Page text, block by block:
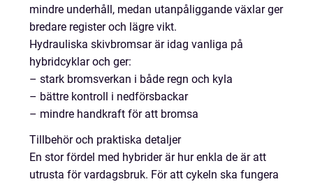
mindre underhåll, medan utanpåliggande växlar ger
bredare register och lägre vikt.
Hydrauliska skivbromsar är idag vanliga på
hybridcyklar och ger:
– stark bromsverkan i både regn och kyla
– bättre kontroll i nedförsbackar
– mindre handkraft för att bromsa
Tillbehör och praktiska detaljer
En stor fördel med hybrider är hur enkla de är att
utrusta för vardagsbruk. För att cykeln ska fungera